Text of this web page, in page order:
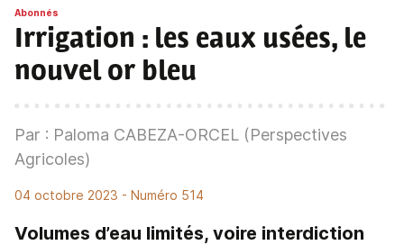
Abonnés
Irrigation : les eaux usées, le
nouvel or bleu
Par : Paloma CABEZA-ORCEL (Perspectives
Agricoles)
04 octobre 2023 - Numéro 514
Volumes d’eau limités, voire interdiction